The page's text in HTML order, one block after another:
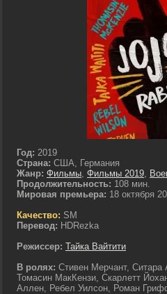
Год: 2019
Страна: США, Германия
Жанр: Фильмы, Фильмы 2019,
Продолжительность: 108 мин.
Мировая премьера: 18 октября
Качество: SM
Перевод: HDRezka
Режиссер: Тайка Вайтити
В ролях: Стивен Мерчант, Ситара
Томасин МакКензи, Скарлетт
Аллен, Ребел Уилсон, Роман